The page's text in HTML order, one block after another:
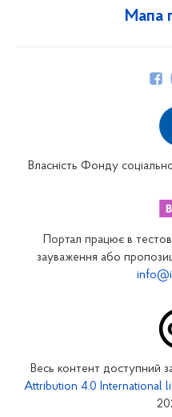
Мапа
Закарпатське відділення
Запорізьке відділення
Кіровоградське відділення
Власність Фонду
Портал працює в
зауваження або
Весь контент доступний
Attribution 4.0 International